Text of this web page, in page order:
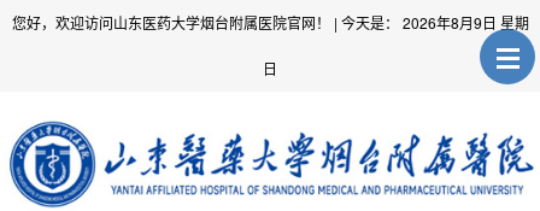
您好，欢迎访问山东医药大学烟台附属医院官网！ | 今天是： 2026年8月9日 星期
日